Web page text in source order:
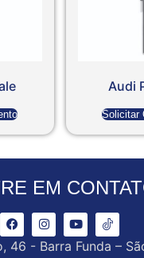
Audi
Solicitar
EM
46 - Barra Funda –